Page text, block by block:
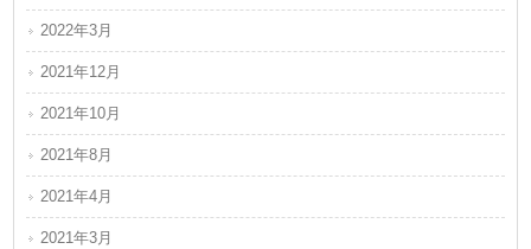
2022年3月
2021年12月
2021年10月
2021年8月
2021年4月
2021年3月